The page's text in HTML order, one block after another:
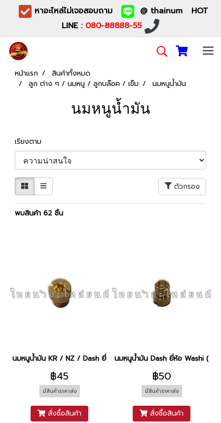
หาอะไหล่ไม่เจอสอบถาม
@ thainum HOT
LINE : 080-88888-55
หน้าแรก
สินค้าทั้งหมด
ลูก ต่าง ๆ / นมหนู / ลูกบล๊อค / เข็ม
นมหนูน้ำมัน
นมหนูน้ำมัน
เรียงตาม
ตัวกรอง
พบสินค้า 62 ชิ้น
นมหนูน้ำมัน KR / NZ / Dash ยี่ห้อ CCD (N.75)
฿45
มีสินค้าราคาส่ง
สั่งซื้อสินค้า
นมหนูน้ำมัน Dash ยี่ห้อ Washi
฿50
มีสินค้าราคาส่ง
สั่งซื้อสินค้า